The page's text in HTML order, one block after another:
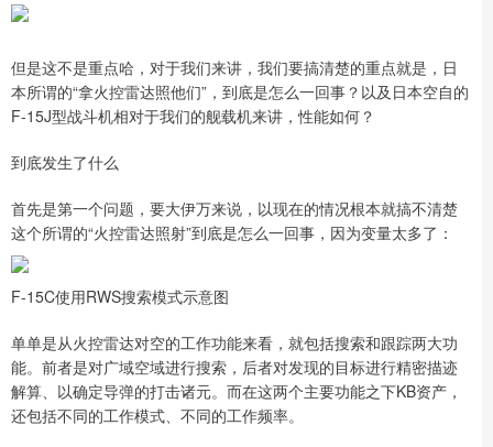
但是这不是重点哈，对于我们来讲，我们要搞清楚的重点就是，日
本所谓的“拿火控雷达照他们”，到底是怎么一回事？以及日本空自的
F-15J型战斗机相对于我们的舰载机来讲，性能如何？
到底发生了什么
首先是第一个问题，要大伊万来说，以现在的情况根本就搞不清楚
这个所谓的“火控雷达照射”到底是怎么一回事，因为变量太多了：
F-15C使用RWS搜索模式示意图
单单是从火控雷达对空的工作功能来看，就包括搜索和跟踪两大功
能。前者是对广域空域进行搜索，后者对发现的目标进行精密描迹
解算、以确定导弹的打击诸元。而在这两个主要功能之下KB资产，
还包括不同的工作模式、不同的工作频率。